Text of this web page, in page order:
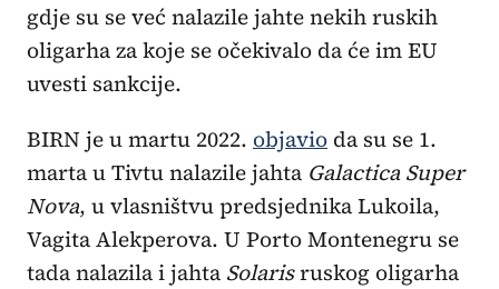
gdje su se već nalazile jahte nekih ruskih
oligarha za koje se očekivalo da će im EU
uvesti sankcije.
BIRN je u martu 2022. objavio da su se 1.
marta u Tivtu nalazile jahta Galactica Super
Nova, u vlasništvu predsjednika Lukoila,
Vagita Alekperova. U Porto Montenegru se
tada nalazila i jahta Solarisruskog oligarha